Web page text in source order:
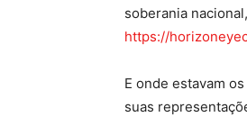
soberania
https://
E onde estavam
suas